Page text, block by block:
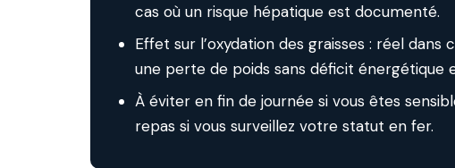
cas où un risque hépatique est documenté.
Effet sur l’oxydation des graisses : réel
une perte de poids sans déficit énergétique
À éviter en fin de journée si vous êtes
repas si vous surveillez votre statut en fer.